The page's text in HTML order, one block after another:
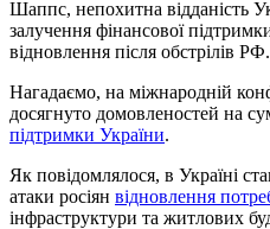
Шаппс, непохитна відданість
залучення фінансової
відновлення після обстрілів РФ.
Нагадаємо, на міжнародній
досягнуто домовленостей на
підтримки України.
Як повідомлялося, в Україні
атаки росіян відновлення
інфраструктури та житлових